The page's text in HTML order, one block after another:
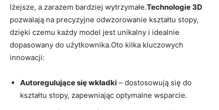
lżejsze, a zarazem bardziej wytrzymałe.Technologie 3D
pozwalają na precyzyjne odwzorowanie kształtu stopy,
dzięki czemu każdy model jest unikalny i idealnie
dopasowany do użytkownika.Oto kilka kluczowych
innowacji:
Autoregulujące się wkładki – dostosowują się do
kształtu stopy, zapewniając optymalne wsparcie.